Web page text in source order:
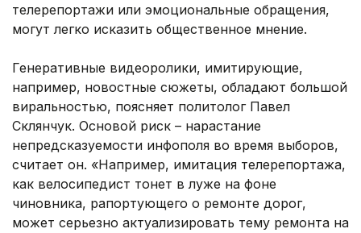
телерепортажи или эмоциональные обращения,
могут легко исказить общественное мнение.
Генеративные видеоролики, имитирующие,
например, новостные сюжеты, обладают большой
виральностью, поясняет политолог Павел
Склянчук. Основой риск – нарастание
непредсказуемости инфополя во время выборов,
считает он. «Например, имитация телерепортажа,
как велосипедист тонет в луже на фоне
чиновника, рапортующего о ремонте дорог,
может серьезно актуализировать тему ремонта на